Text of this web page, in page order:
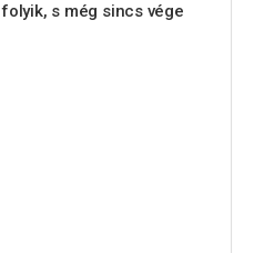
s még sincs vége